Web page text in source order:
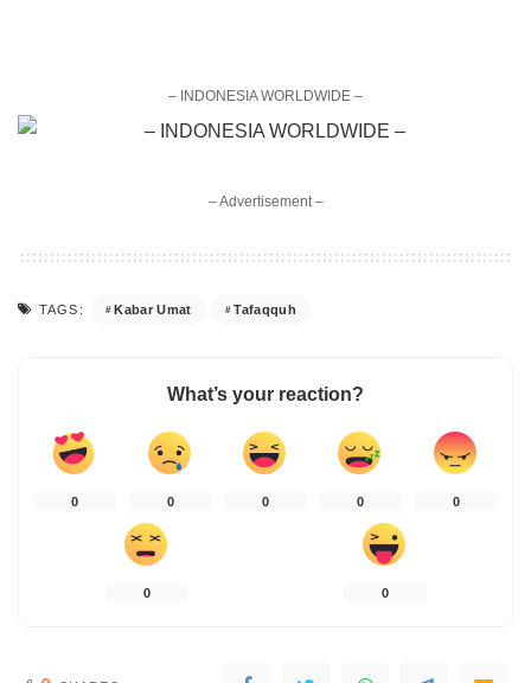
– INDONESIA WORLDWIDE –
– Advertisement –
TAGS: Kabar Umat Tafaqquh
What’s your reaction?
0 0 0 0 0
0 0